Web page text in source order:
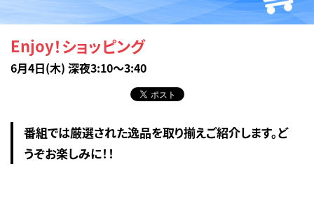
Enjoy！ショッピング
6月4日(木) 深夜3:10～3:40
番組では厳選された逸品を取り揃えご紹介します。ど
うぞお楽しみに！！